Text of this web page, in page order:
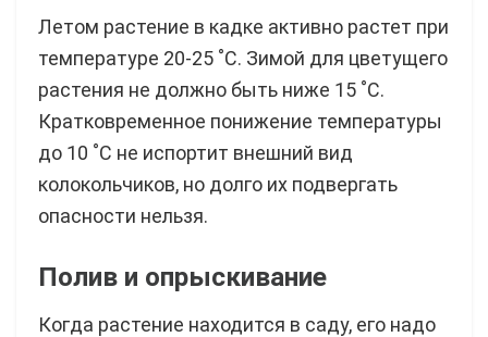
Летом растение в кадке активно растет при
температуре 20-25 ˚C. Зимой для цветущего
растения не должно быть ниже 15 ˚C.
Кратковременное понижение температуры
до 10 ˚C не испортит внешний вид
колокольчиков, но долго их подвергать
опасности нельзя.
Полив и опрыскивание
Когда растение находится в саду, его надо